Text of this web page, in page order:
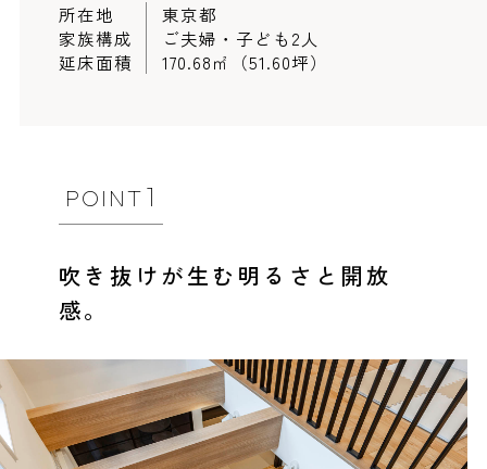
会社概要
事業部紹介
CMギャラリー
所在地
東京都
家族構成
ご夫婦・子ども2人
延床面積
170.68㎡（51.60坪）
POINT1
吹き抜けが生む明るさと開放
感。